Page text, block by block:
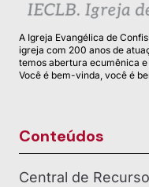
A Igreja Evangélica de
igreja com 200 anos de
temos abertura ecumênica
Você é bem-vinda, você é
Conteúdos
Central de